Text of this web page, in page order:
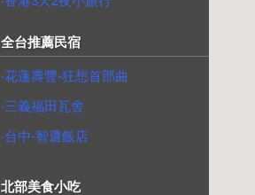
全台推薦民宿
‧花蓮壽豐-狂想首部曲
‧三義福田瓦舍
‧台中-智選飯店
北部美食小吃